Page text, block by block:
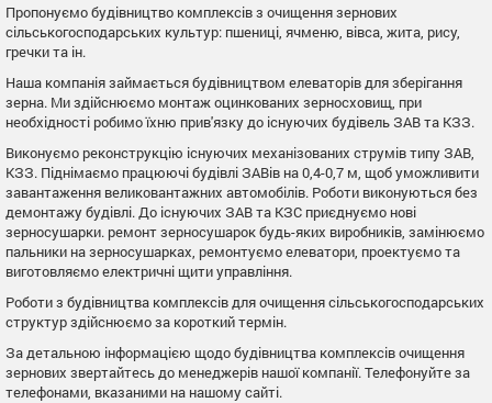
Пропонуємо будівництво комплексів з очищення зернових
сільськогосподарських культур: пшениці, ячменю, вівса, жита, рису,
гречки та ін.
Наша компанія займається будівництвом елеваторів для зберігання
зерна. Ми здійснюємо монтаж оцинкованих зерносховищ, при
необхідності робимо їхню прив'язку до існуючих будівель ЗАВ та КЗЗ.
Виконуємо реконструкцію існуючих механізованих струмів типу ЗАВ,
КЗЗ. Піднімаємо працюючі будівлі ЗАВів на 0,4-0,7 м, щоб уможливити
завантаження великовантажних автомобілів. Роботи виконуються без
демонтажу будівлі. До існуючих ЗАВ та КЗС приєднуємо нові
зерносушарки. ремонт зерносушарок будь-яких виробників, замінюємо
пальники на зерносушарках, ремонтуємо елеватори, проектуємо та
виготовляємо електричні щити управління.
Роботи з будівництва комплексів для очищення сільськогосподарських
структур здійснюємо за короткий термін.
За детальною інформацією щодо будівництва комплексів очищення
зернових звертайтесь до менеджерів нашої компанії. Телефонуйте за
телефонами, вказаними на нашому сайті.